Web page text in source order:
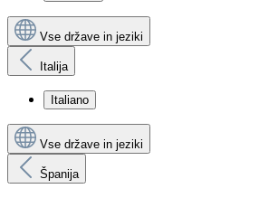
Vse države in jeziki
Italija
Italiano
Vse države in jeziki
Španija